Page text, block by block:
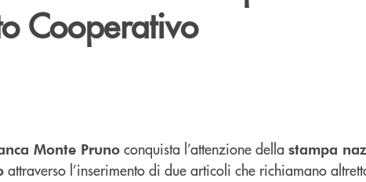
Cooperativo
Monte Pruno conquista l’attenzione della stampa
attraverso l’inserimento di due articoli che richiamano